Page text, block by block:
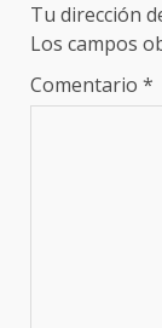
Tu dirección
Los campos
Comentario *